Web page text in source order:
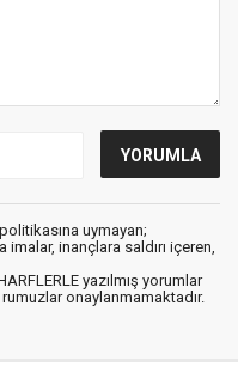
uymayan;
inançlara saldırı içeren,
yazılmış yorumlar
onaylanmamaktadır.